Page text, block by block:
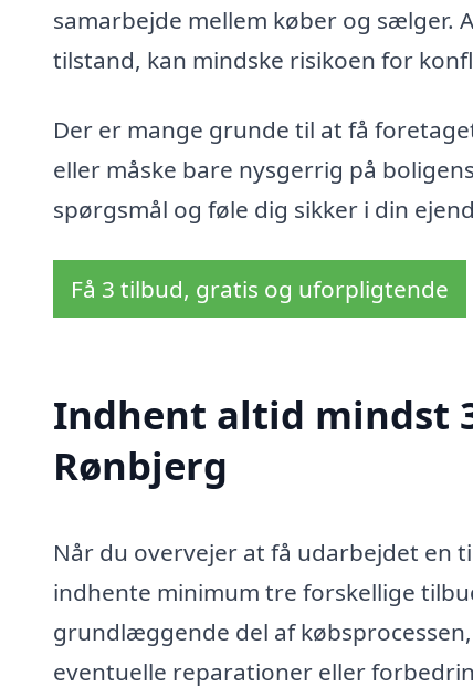
samarbejde mellem køber og sælger.
tilstand, kan mindske risikoen for
Der er mange grunde til at få
eller måske bare nysgerrig på
spørgsmål og føle dig sikker i din
Få 3 tilbud, gratis og uforpligtende
Indhent altid mindst
Rønbjerg
Når du overvejer at få udarbejdet en
indhente minimum tre forskellige
grundlæggende del af
eventuelle reparationer eller